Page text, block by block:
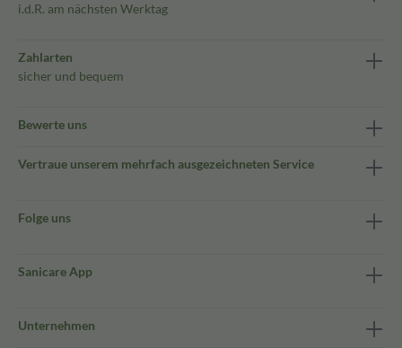
i.d.R. am nächsten Werktag
Zahlarten
sicher und bequem
Bewerte uns
Vertraue unserem mehrfach ausgezeichneten Service
Folge uns
Sanicare App
Unternehmen